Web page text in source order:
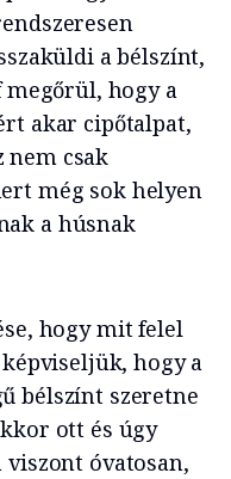
a bélszínt,
hogy a
akar cipőtalpat,
nem csak
még sok helyen
a húsnak
hogy mit felel
hogy a
bélszínt szeretne
ott és úgy
viszont óvatosan,